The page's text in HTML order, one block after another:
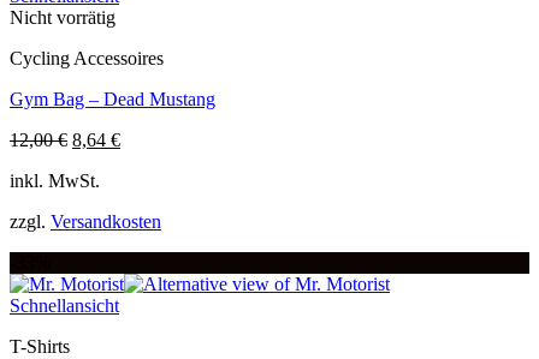
auf
Produktseite
gewählt
werden
Nicht vorrätig
Cycling Accessoires
Gym Bag – Dead Mustang
12,00€ Ursprünglicher
war:
8,64 €Aktueller
inkl. MwSt.
zzgl. Versandkosten
Schnellansicht
T-Shirts